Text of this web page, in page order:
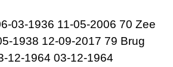
03-1936 11-05-2006 70 Zee
1938 12-09-2017 79 Brug
12-1964 03-12-1964